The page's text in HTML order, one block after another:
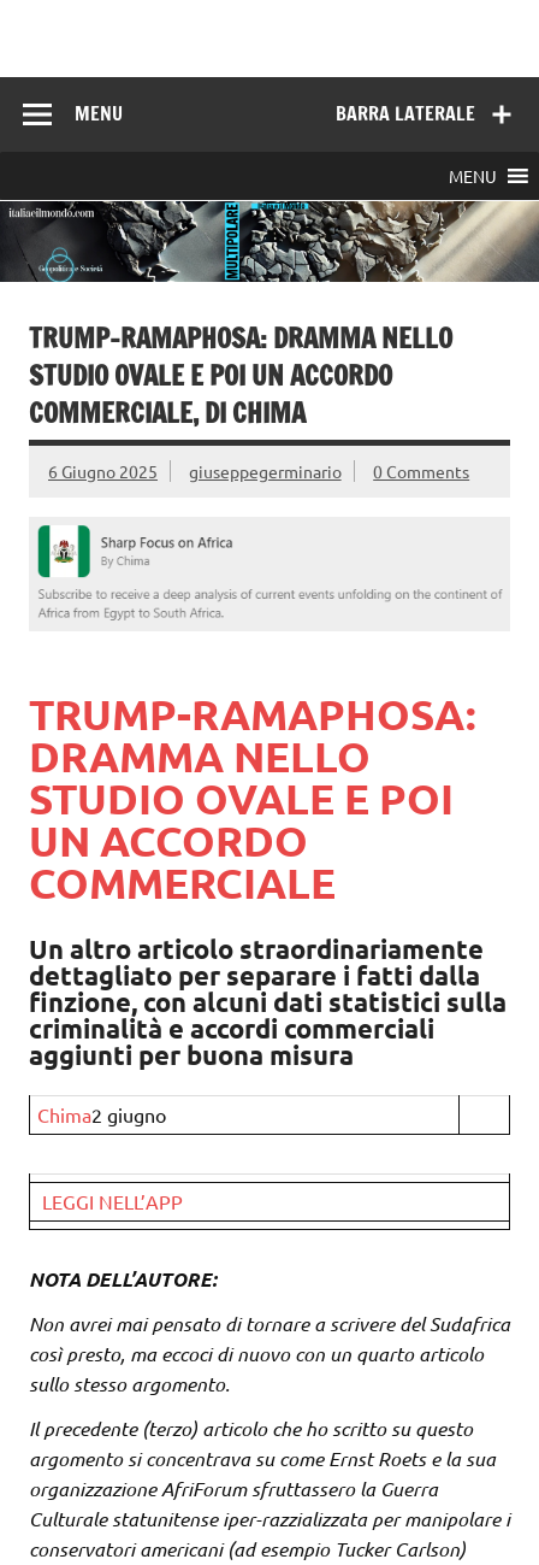
BARRA LATERALE
MENU
MENU
TRUMP-RAMAPHOSA: DRAMMA NELLO
STUDIO OVALE E POI UN ACCORDO
COMMERCIALE, DI CHIMA
6 Giugno 2025 giuseppegerminario 0 Comments
TRUMP-RAMAPHOSA:
DRAMMA NELLO
STUDIO OVALE E POI
UN ACCORDO
COMMERCIALE
Un altro articolo straordinariamente
dettagliato per separare i fatti dalla
finzione, con alcuni dati statistici sulla
criminalità e accordi commerciali
aggiunti per buona misura
Chima2 giugno
LEGGI NELL’APP
NOTA DELL’AUTORE:
Non avrei mai pensato di tornare a scrivere del Sudafrica
così presto, ma eccoci di nuovo con un quarto articolo
sullo stesso argomento.
Il precedente (terzo) articolo che ho scritto su questo
argomento si concentrava su come Ernst Roets e la sua
organizzazione AfriForum sfruttassero la Guerra
Culturale statunitense iper-razzializzata per manipolare i
conservatori americani (ad esempio Tucker Carlson)